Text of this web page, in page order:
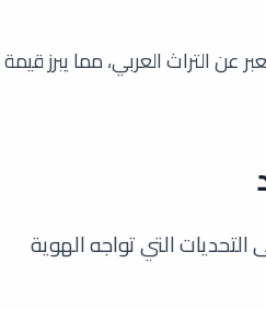
عن التراث العربي، مما يبرز قيمة
التحديات التي تواجه الهوية